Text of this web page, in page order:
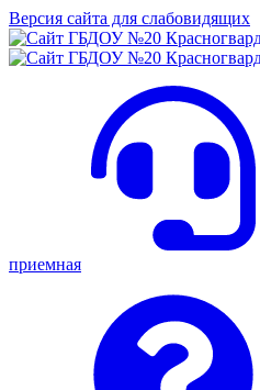
Версия сайта для слабовидящих
приемная